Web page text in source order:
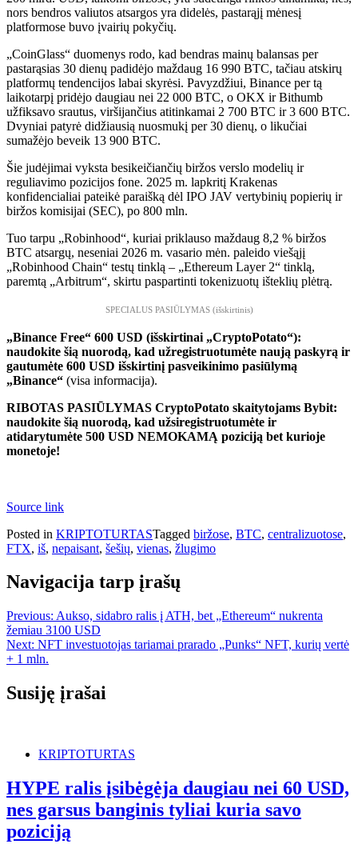
nors bendros valiutos atsargos yra didelės, pastarąjį mėnesį
platformose buvo įvairių pokyčių.
„CoinGlass“ duomenys rodo, kad bendras mainų balansas per
pastarąsias 30 dienų padidėjo maždaug 16 990 BTC, tačiau atskirų
platformų tendencijos labai skyrėsi. Pavyzdžiui, Binance per tą
laikotarpį pridėjo daugiau nei 22 000 BTC, o OKX ir Bithumb
užfiksavo srautus, viršijančius atitinkamai 2 700 BTC ir 3 600 BTC.
Dvyniai patyrė didžiausią nuosmukį per 30 dienų, o likučiai
sumažėjo beveik 13 900 BTC.
Šie judėjimai vyksta besikeičiančių biržos verslo modelių ir
reguliavimo pozicijos fone. 2025 m. lapkritį Krakenas
konfidencialiai pateikė paraišką dėl IPO JAV vertybinių popierių ir
biržos komisijai (SEC), po 800 mln.
Tuo tarpu „Robinhood“, kuriai priklauso maždaug 8,2 % biržos
BTC atsargų, neseniai 2026 m. vasario mėn. paleido viešąjį
„Robinhood Chain“ testų tinklą – „Ethereum Layer 2“ tinklą,
paremtą „Arbitrum“, skirtu paspartinti tokenizuotų išteklių plėtrą.
SPECIALUS PASIŪLYMAS (išskirtinis)
„Binance Free“ 600 USD (išskirtinai „CryptoPotato“):
naudokite šią nuorodą, kad užregistruotumėte naują paskyrą ir
gautumėte 600 USD išskirtinį pasveikinimo pasiūlymą
„Binance“ (visa informacija).
RIBOTAS PASIŪLYMAS CryptoPotato skaitytojams Bybit:
naudokite šią nuorodą, kad užsiregistruotumėte ir
atidarytumėte 500 USD NEMOKAMĄ poziciją bet kurioje
monetoje!
Source link
Posted in KRIPTOTURTASTagged biržose, BTC, centralizuotose,
FTX, iš, nepaisant, šešių, vienas, žlugimo
Navigacija tarp įrašų
Previous: Aukso, sidabro ralis į ATH, bet „Ethereum“ nukrenta
žemiau 3100 USD
Next: NFT investuotojas tariamai prarado „Punks“ NFT, kurių vertė
+ 1 mln.
Susiję įrašai
KRIPTOTURTAS
HYPE ralis įsibėgėja daugiau nei 60 USD,
nes garsus banginis tyliai kuria savo
poziciją